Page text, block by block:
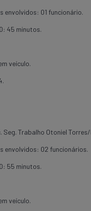
envolvidos: 01 funcionário.
45 minutos.
veículo.
Seg. Trabalho Otoniel
envolvidos: 02 funcionários.
55 minutos.
veículo.